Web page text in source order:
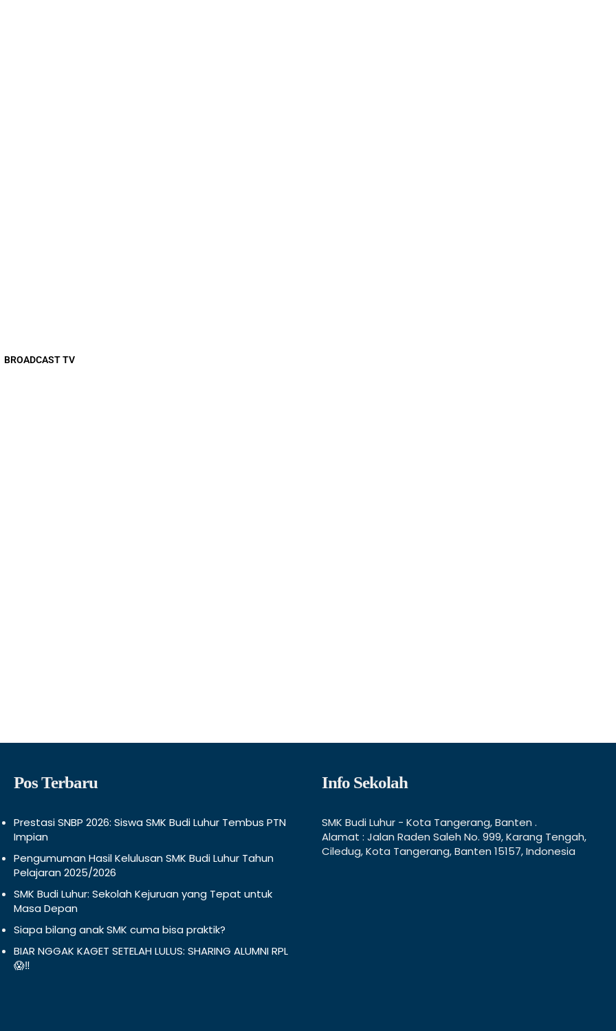
BROADCAST TV
Pos Terbaru
Prestasi SNBP 2026: Siswa SMK Budi Luhur Tembus PTN
Impian
Pengumuman Hasil Kelulusan SMK Budi Luhur Tahun
Pelajaran 2025/2026
SMK Budi Luhur: Sekolah Kejuruan yang Tepat untuk
Masa Depan
Siapa bilang anak SMK cuma bisa praktik?
BIAR NGGAK KAGET SETELAH LULUS: SHARING ALUMNI RPL
😱‼️
Info Sekolah
SMK Budi Luhur - Kota Tangerang, Banten .
Alamat : Jalan Raden Saleh No. 999, Karang Tengah,
Ciledug, Kota Tangerang, Banten 15157, Indonesia